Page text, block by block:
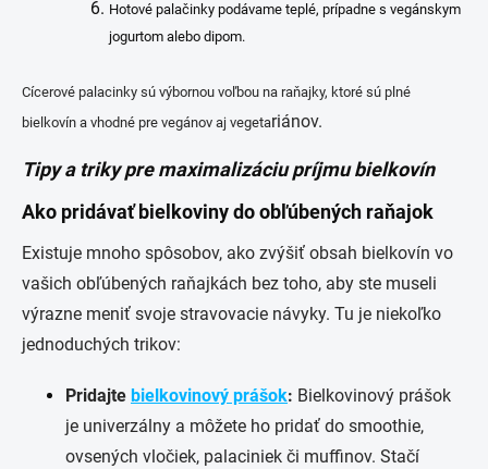
Hotové palačinky podávame teplé, prípadne s vegánskym
jogurtom alebo dipom.
Cícerové palacinky sú výbornou voľbou na raňajky, ktoré sú plné
bielkovín a vhodné pre vegánov aj vegetariánov.
Tipy a triky pre maximalizáciu príjmu bielkovín
Ako pridávať bielkoviny do obľúbených raňajok
Existuje mnoho spôsobov, ako zvýšiť obsah bielkovín vo
vašich obľúbených raňajkách bez toho, aby ste museli
výrazne meniť svoje stravovacie návyky. Tu je niekoľko
jednoduchých trikov:
Pridajte bielkovinový prášok: Bielkovinový prášok
je univerzálny a môžete ho pridať do smoothie,
ovsených vločiek, palaciniek či muffinov. Stačí